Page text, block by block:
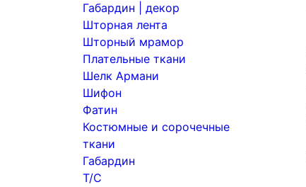
Габардин | декор
Шторная лента
Шторный мрамор
Плательные ткани
Шелк Армани
Шифон
Фатин
Костюмные и сорочечные
ткани
Габардин
Т/С